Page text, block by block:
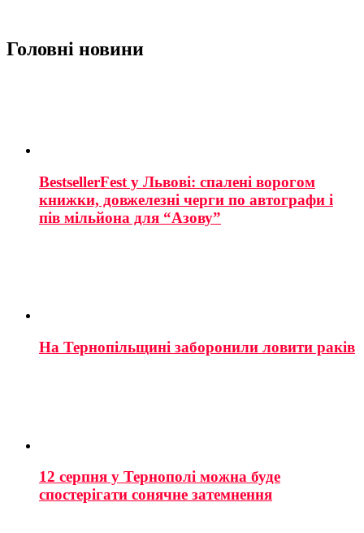
Головні новини
BestsellerFest у Львові: спалені ворогом
книжки, довжелезні черги по автографи і
пів мільйона для “Азову”
На Тернопільщині заборонили ловити раків
12 серпня у Тернополі можна буде
спостерігати сонячне затемнення